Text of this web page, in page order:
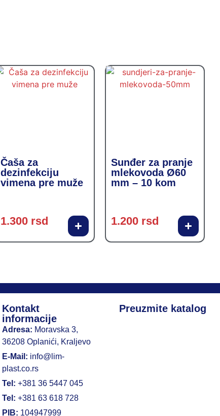
Čaša za
dezinfekciju
vimena pre muže
1.300 rsd
Sunđer za pranje
mlekovoda Ø60
mm – 10 kom
1.200 rsd
Kontakt
informacije
Adresa: Moravska 3,
36208 Oplanići, Kraljevo
E-Mail: info@lim-
plast.co.rs
Tel: +381 36 5447 045
Tel: +381 63 618 728
PIB: 104947999
Preuzmite katalog